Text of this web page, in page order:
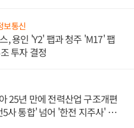
보통신
, 용인 'Y2' 팹과 청주 'M17' 팹
투자 결정
25년 만에 전력산업 구조개편
사 통합' 넘어 '한전 지주사' 재편